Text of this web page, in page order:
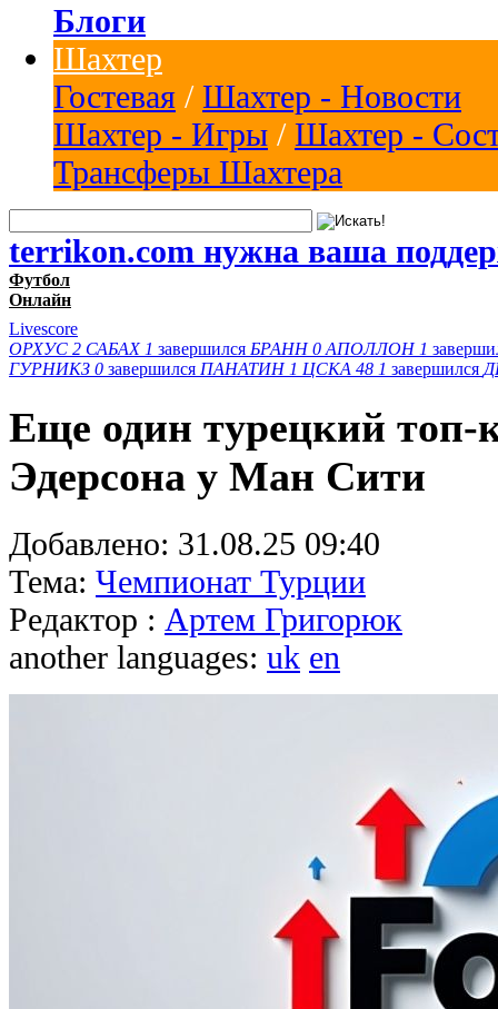
Блоги
Шахтер
Гостевая / Шахтер - Новости
Шахтер - Игры / Шахтер -
Трансферы Шахтера
terrikon.com нужна ваша
Футбол
Онлайн
Livescore
ОРХУС 2 САБАХ 1 завершился БРАНН 0 АПОЛЛОН 1
ГУРНИКЗ 0 завершился ПАНАТИН 1 ЦСКА 48 1 завершился
Еще один турецкий топ-
Эдерсона у Ман Сити
Добавлено: 31.08.25 09:40
Тема: Чемпионат Турции
Редактор : Артем Григорюк
another languages: uk en